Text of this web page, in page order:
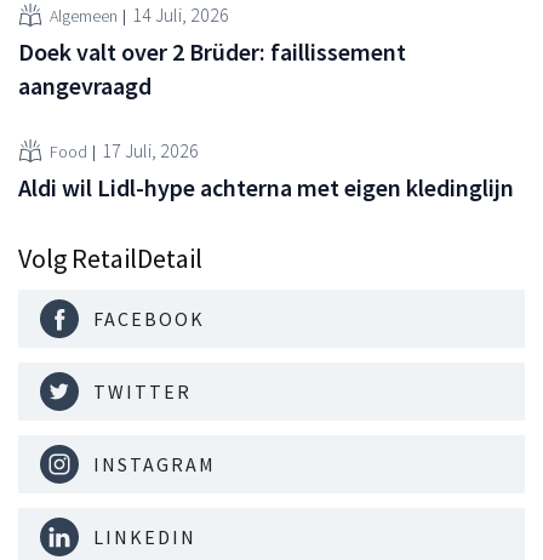
Algemeen 14 Juli, 2026
Doek valt over 2 Brüder: faillissement
aangevraagd
Food 17 Juli, 2026
Aldi wil Lidl-hype achterna met eigen kledinglijn
Volg RetailDetail
FACEBOOK
TWITTER
INSTAGRAM
LINKEDIN